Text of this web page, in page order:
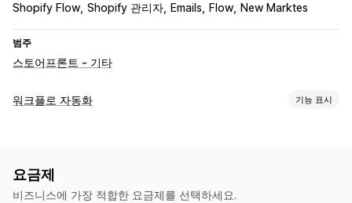
Shopify Flow Shopify 관리자 Emails Flow New Marktes
범주
스토어프론트 - 기타
워크플로 자동화 기능 표시
맞춤 설정
요금제
비즈니스에 가장 적합한 요금제를 선택하세요.